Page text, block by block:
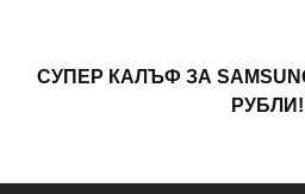
СУПЕР КАЛЪФ ЗА
РУБЛИ!